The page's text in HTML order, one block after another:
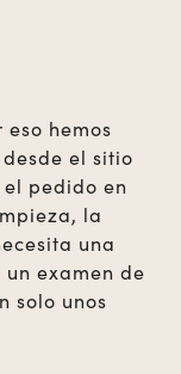
hemos
el sitio
pedido en
la
una
examen de
solo unos